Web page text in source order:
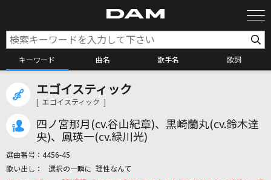
キーワード 曲名 歌手名 歌詞
カラオケ検索
カラオケ店舗検索
カラオケリクエスト
エゴイスティック
[ エゴイスティック ]
四ノ宮那月(cv.谷山紀章)、黒崎蘭丸(cv.鈴木達
央)、鳳瑛一(cv.緑川光)
選曲番号： 4456-45
選択の一瞬に 理性なんて